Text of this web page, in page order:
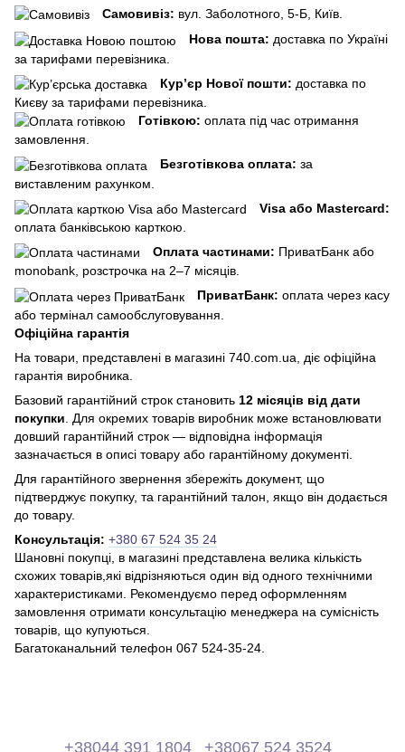
Самовивіз: вул. Заболотного, 5-Б, Київ.
Нова пошта: доставка по Україні
за тарифами перевізника.
Кур’єр Нової пошти: доставка по
Києву за тарифами перевізника.
Готівкою: оплата під час отримання
замовлення.
Безготівкова оплата: за
виставленим рахунком.
Visa або Mastercard:
оплата банківською карткою.
Оплата частинами: ПриватБанк або
monobank, розстрочка на 2–7 місяців.
ПриватБанк: оплата через касу
або термінал самообслуговування.
Офіційна гарантія
На товари, представлені в магазині 740.com.ua, діє офіційна
гарантія виробника.
Базовий гарантійний строк становить 12 місяців від дати
покупки . Для окремих товарів виробник може встановлювати
довший гарантійний строк — відповідна інформація
зазначається в описі товару або гарантійному документі.
Для гарантійного звернення збережіть документ, що
підтверджує покупку, та гарантійний талон, якщо він додається
до товару.
Консультація: +380 67 524 35 24
Шановні покупці, в магазині представлена ​​велика кількість
схожих товарів,які відрізняються один від одного технічними
характеристиками. Рекомендуємо перед оформленням
замовлення отримати консультацію менеджера на сумісність
товарів, що купуються.
Багатоканальний телефон 067 524-35-24.
+38044 391 1804 +38067 524 3524